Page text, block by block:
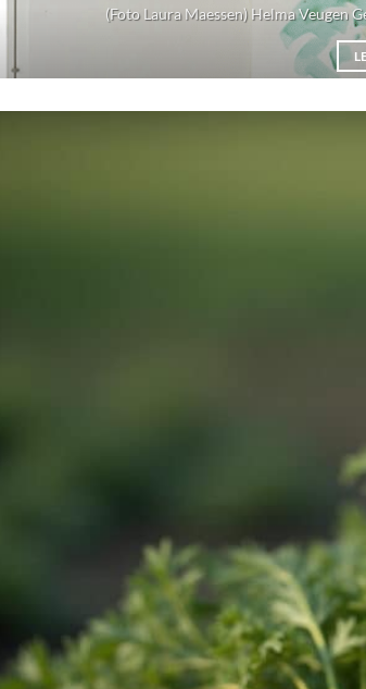
(Foto Laura Maessen) Helma Veugen